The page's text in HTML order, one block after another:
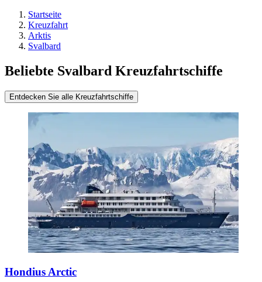
Startseite
Kreuzfahrt
Arktis
Svalbard
Beliebte Svalbard Kreuzfahrtschiffe
Entdecken Sie alle Kreuzfahrtschiffe
Hondius Arctic